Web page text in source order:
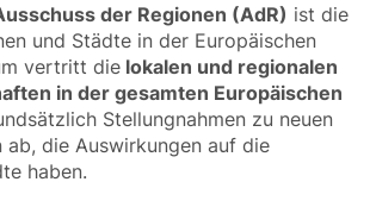
der Regionen (AdR) ist die
und Städte in der Europäischen
vertritt die lokalen und regionalen
inder gesamten Europäischen
Stellungnahmen zu neuen
ab, die Auswirkungen auf die
haben.